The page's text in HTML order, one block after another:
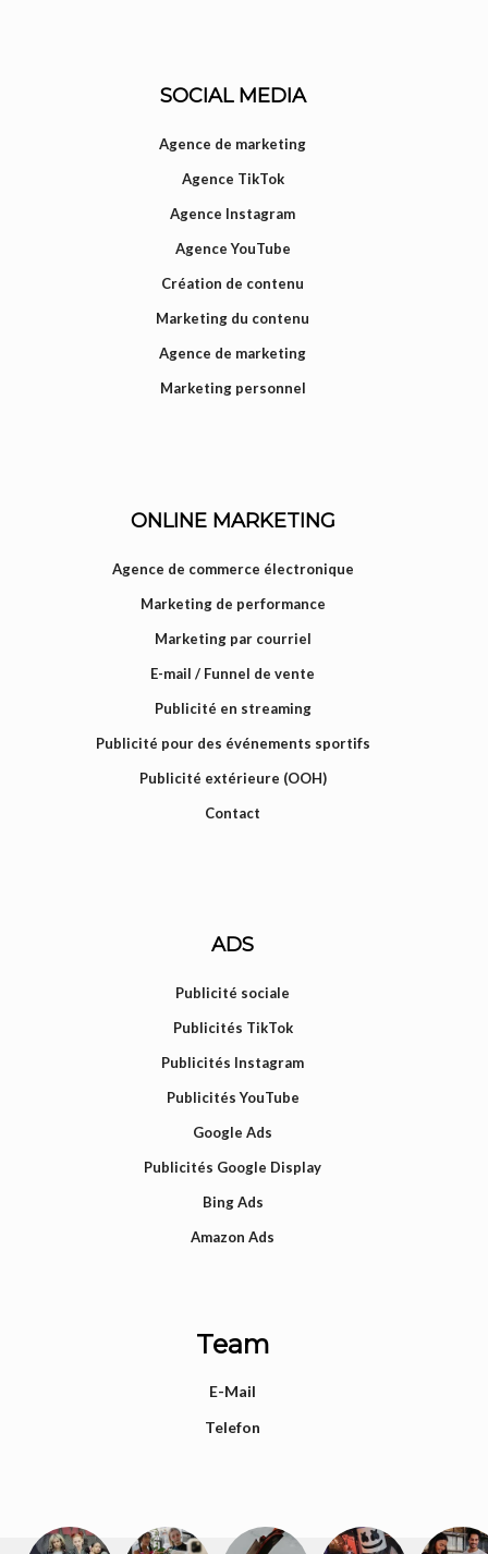
SOCIAL MEDIA
Agence de marketing
Agence TikTok
Agence Instagram
Agence YouTube
Création de contenu
Marketing du contenu
Agence de marketing
Marketing personnel
ONLINE MARKETING
Agence de commerce électronique
Marketing de performance
Marketing par courriel
E-mail / Funnel de vente
Publicité en streaming
Publicité pour des événements sportifs
Publicité extérieure (OOH)
Contact
ADS
Publicité sociale
Publicités TikTok
Publicités Instagram
Publicités YouTube
Google Ads
Publicités Google Display
Bing Ads
Amazon Ads
Team
E-Mail
Telefon